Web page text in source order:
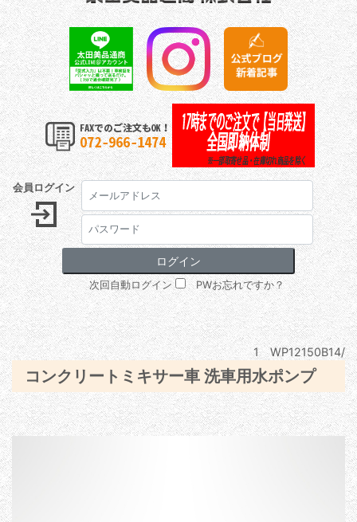
会員ログイン
次回自動ログイン PWお忘れですか？
1 WP12150B14/
コンクリートミキサー車 洗車用水ポンプ